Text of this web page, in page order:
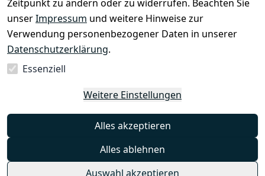
Zeitpunkt zu ändern oder zu widerrufen. Beachten Sie
unserImpressum und weitere Hinweise zur
Verwendung personenbezogener Daten in unserer
Datenschutzerklärung.
Essenziell
Weitere Einstellungen
Alles akzeptieren
Alles ablehnen
Auswahl akzeptieren
Barrierefreihe
itserklärung
Widerrufsrec
ht